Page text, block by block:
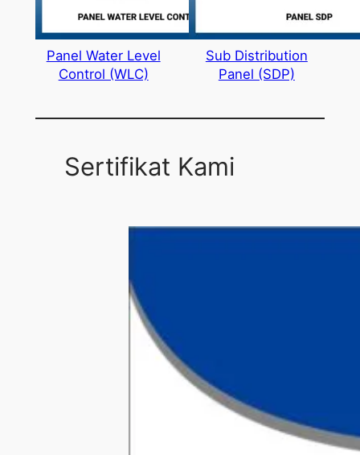
Panel Water Level
Control (WLC)
Sub Distribution
Panel (SDP)
Sertifikat Kami